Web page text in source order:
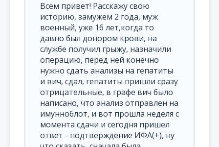
Всем привет! Расскажу свою
историю, замужем 2 года, муж
военный, уже 16 лет,когда то
давно был донором крови, на
службе получил грыжу, назначили
операцию, перед ней конечно
нужно сдать анализы на гепатиты
и вич, сдал, гепатиты пришли сразу
отрицательные, в графе вич было
написано, что анализ отправлен на
имунноблот, и вот прошла неделя с
момента сдачи и сегодня пришел
ответ - подтверждение ИФА(+), ну